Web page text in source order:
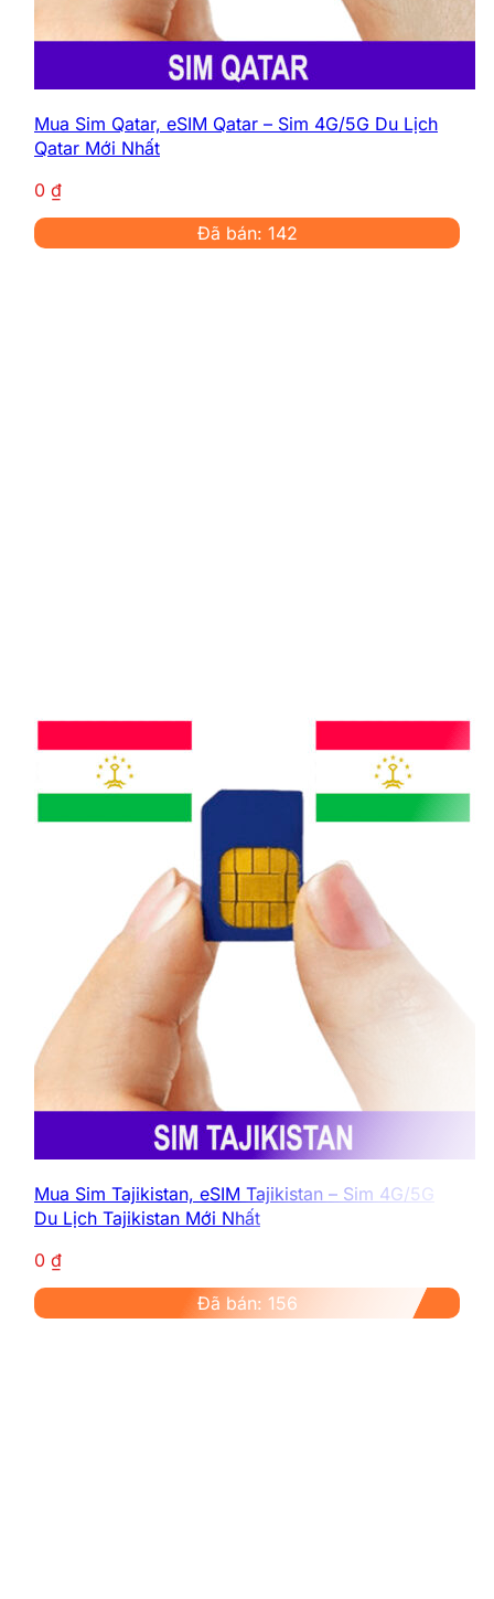
Số Điện Thoại Khẩn Cấp
Mozambique
Du lịch hoặc sinh sống Mozambique nên lưu
lại các số điện thoại khẩn cấp sau:
Cứu hỏa: 198
Cấp cứu: 117
Mua Sim Qatar, eSIM Qatar – Sim 4G/5G Du Lịch
Qatar Mới Nhất
0 ₫
Đã bán: 142
Mua Sim Tajikistan, eSIM Tajikistan – Sim 4G/5G
Du Lịch Tajikistan Mới Nhất
0 ₫
Đã bán: 156